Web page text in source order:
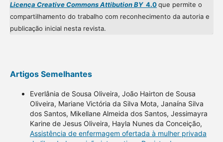
Licença Creative Commons Attibution BY4.0que permite o
compartilhamento do trabalho com reconhecimento da autoria e
publicação inicial nesta revista.
Artigos Semelhantes
Everlânia de Sousa Oliveira, João Hairton de Sousa
Oliveira, Mariane Victória da Silva Mota, Janaína Silva
dos Santos, Mikellane Almeida dos Santos, Jessimayra
Karine de Jesus Oliveira, Hayla Nunes da Conceição,
Assistência de enfermagem ofertada à mulher privada